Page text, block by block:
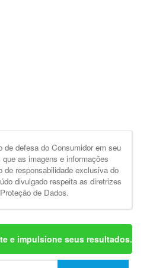
de defesa do Consumidor em seu
as imagens e informações
de responsabilidade exclusiva do
divulgado respeita as diretrizes
de Dados.
e impulsione seus resultados.